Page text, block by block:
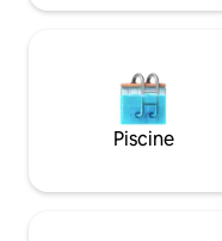
contrôle. Magnifique escapade toute
Piscine